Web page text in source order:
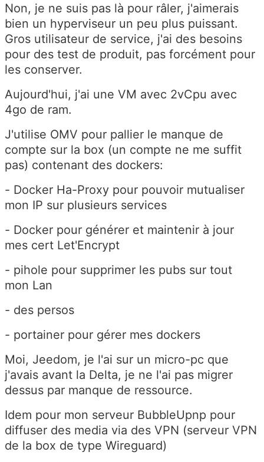
Non, je ne suis pas là pour râler, j'aimerais
bien un hyperviseur un peu plus puissant.
Gros utilisateur de service, j'ai des besoins
pour des test de produit, pas forcément pour
les conserver.
Aujourd'hui, j'ai une VM avec 2vCpu avec
4go de ram.
J'utilise OMV pour pallier le manque de
compte sur la box (un compte ne me suffit
pas) contenant des dockers:
- Docker Ha-Proxy pour pouvoir mutualiser
mon IP sur plusieurs services
- Docker pour générer et maintenir à jour
mes cert Let'Encrypt
- pihole pour supprimer les pubs sur tout
mon Lan
- des persos
- portainer pour gérer mes dockers
Moi, Jeedom, je l'ai sur un micro-pc que
j'avais avant la Delta, je ne l'ai pas migrer
dessus par manque de ressource.
Idem pour mon serveur BubbleUpnp pour
diffuser des media via des VPN (serveur VPN
de la box de type Wireguard)